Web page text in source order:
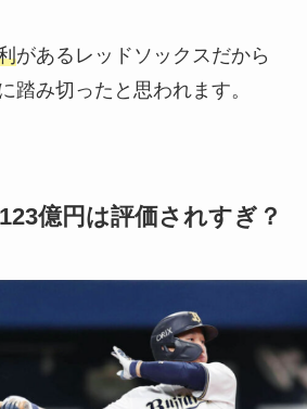
があるレッドソックスだから
踏み切ったと思われます。
億円は評価されすぎ？